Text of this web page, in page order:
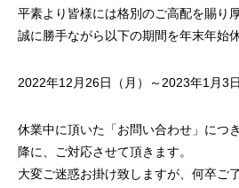
平素より皆様には格別のご高配を賜り
誠に勝手ながら以下の期間を年末年始
2022年12月26日（月）～2023年1月3
休業中に頂いた「お問い合わせ」につ
降に、ご対応させて頂きます。
大変ご迷惑お掛け致しますが、何卒ご